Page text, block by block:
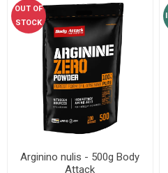
OUT OF
STOCK
Arginino nulis - 500g Body
Attack